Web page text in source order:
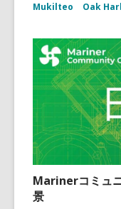
Mukilteo Oak
Marinerコミュ
景